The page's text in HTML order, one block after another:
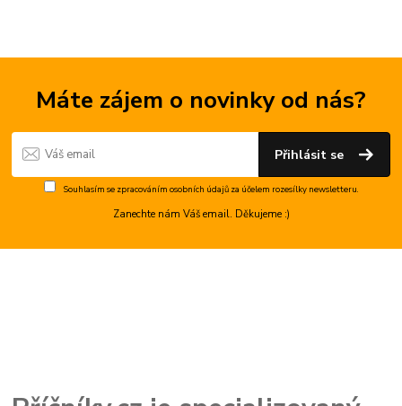
Máte zájem o novinky od nás?
Přihlásit se
Souhlasím se zpracováním osobních údajůza účelem rozesílky newsletteru.
Zanechte nám Váš email. Děkujeme :)